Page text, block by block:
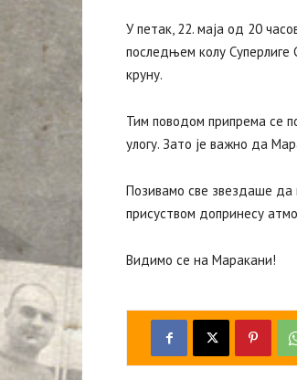
У петак, 22. маја од 20
последњем колу Суперлиге
круну.
Тим поводом припрема се
улогу. Зато је важно да
Позивамо све звездаше да
присуством допринесу
Видимо се на Маракани!